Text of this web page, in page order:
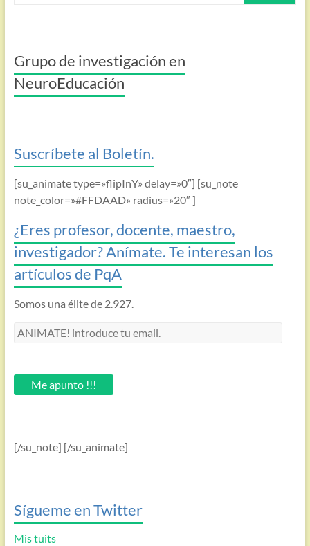
Grupo de investigación en
NeuroEducación
Suscríbete al Boletín.
[su_animate type=»flipInY» delay=»0″] [su_note
note_color=»#FFDAAD» radius=»20″ ]
¿Eres profesor, docente, maestro,
investigador? Anímate. Te interesan los
artículos de PqA
Somos una élite de 2.927.
ANIMATE!
email.Me apunto !!!
[/su_note] [/su_animate]
Sígueme en Twitter
Mis tuits